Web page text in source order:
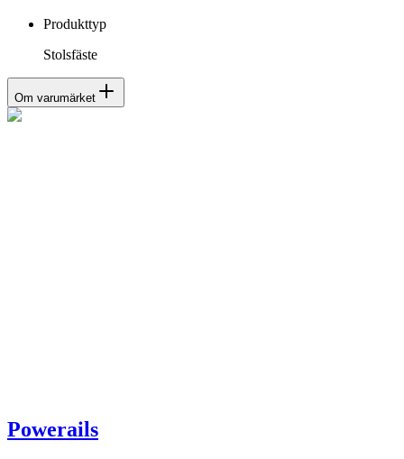
Produkttyp
Stolsfäste
Om varumärket
Powerails